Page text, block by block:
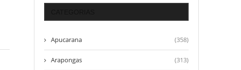
Apucarana (358)
Arapongas (313)